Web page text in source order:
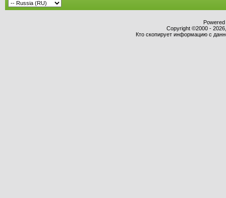
Copyright ©2000 -
Кто скопирует информацию с